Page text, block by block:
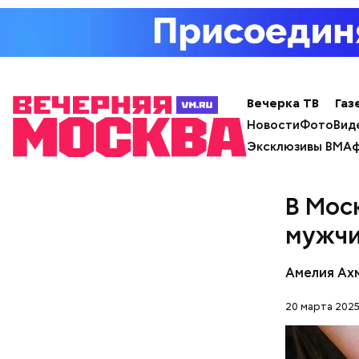
Вечерка ТВ
НовостиФото
Эксклюзивы ВМ
В
Амелия
20 марта
Школы